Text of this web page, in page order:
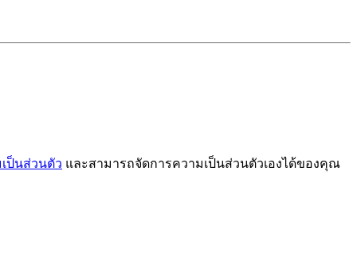
ป็นส่วนตัว และสามารถจัดการความเป็นส่วนตัวเองได้ของคุณ